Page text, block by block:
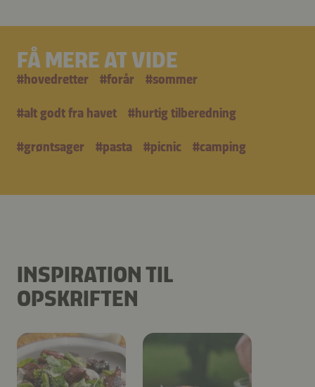
FÅ MERE AT VIDE
#hovedretter #forår #sommer
#alt godt fra havet #hurtig tilberedning
#grøntsager #pasta #picnic #camping
INSPIRATION TIL
OPSKRIFTEN